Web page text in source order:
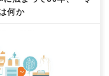
何か